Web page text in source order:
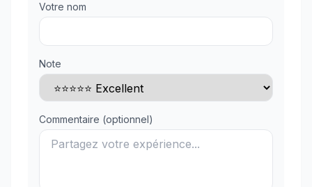
Votre nom
Note
Commentaire (optionnel)